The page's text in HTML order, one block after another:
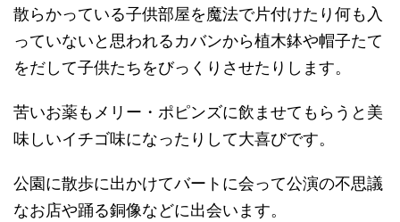
散らかっている子供部屋を魔法で片付けたり何も入
っていないと思われるカバンから植木鉢や帽子たて
をだして子供たちをびっくりさせたりします。
苦いお薬もメリー・ポピンズに飲ませてもらうと美
味しいイチゴ味になったりして大喜びです。
公園に散歩に出かけてバートに会って公演の不思議
なお店や踊る銅像などに出会います。